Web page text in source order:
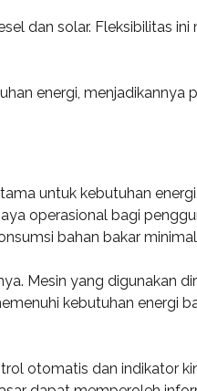
dan solar. Fleksibilitas
energi, menjadikannya
untuk kebutuhan
operasional bagi
bahan bakar
Mesin yang digunakan
kebutuhan energi
otomatis dan indikator